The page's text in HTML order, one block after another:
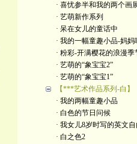
· 喜忧参半和我的两个画
· 艺萌新作系列
· 呆在女儿的童话中
· 我的一幅童趣小品-妈妈
· 粉彩-开满樱花的浪漫季
· 艺萌的“象宝宝2”
· 艺萌的“象宝宝1”
【***艺术作品系列-白】
· 我的两幅童趣小品
· 白色的节日问候
· 我女儿8岁时写的英文
· 白之色2